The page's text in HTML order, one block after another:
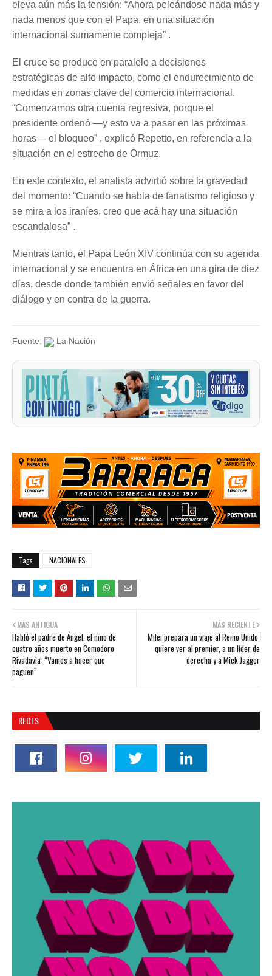
eleva aún más la tensión: “Ahora peleándose nada más y
nada menos que con el Papa, en una situación
internacional sumamente compleja” .
El cruce se produce en paralelo a decisiones
estratégicas de alto impacto, como el endurecimiento de
medidas en zonas clave del comercio internacional.
“Comenzamos otra cuenta regresiva, porque el
presidente ordenó —y esto va a pasar en las próximas
horas— el bloqueo” , explicó Repetto, en referencia a la
situación en el estrecho de Ormuz.
En este contexto, el analista advirtió sobre la gravedad
del momento: “Cuando se habla de fanatismo religioso y
se mira a los iraníes, creo que acá hay una situación
escandalosa” .
Mientras tanto, el Papa León XIV continúa con su agenda
internacional y se encuentra en África en una gira de diez
días, desde donde también envió señales en favor del
diálogo y en contra de la guerra.
Fuente: La Nación
Tags NACIONALES
MÁS RECIENTE
Milei prepara un viaje al Reino Unido:
quiere ver al premier, a un líder de
derecha y a Mick Jagger
MÁS ANTIGUA
Habló el padre de Ángel, el niño de
cuatro años muerto en Comodoro
Rivadavia: “Vamos a hacer que
paguen”
REDES